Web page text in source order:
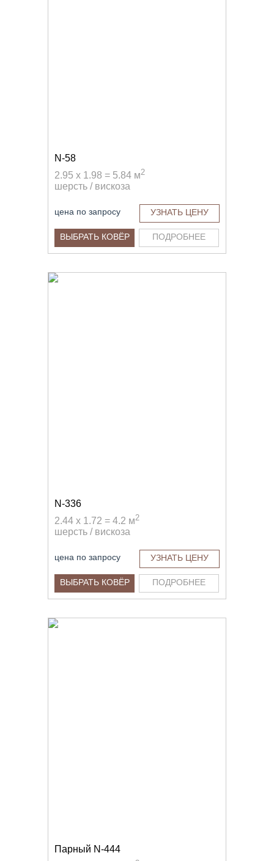
N-58
2.95 x 1.98 = 5.84 м2
шерсть / вискоза
цена по запросу УЗНАТЬ ЦЕНУ
ВЫБРАТЬ КОВЁР ПОДРОБНЕЕ
N-336
2.44 x 1.72 = 4.2 м2
шерсть / вискоза
цена по запросу УЗНАТЬ ЦЕНУ
ВЫБРАТЬ КОВЁР ПОДРОБНЕЕ
Парный N-444